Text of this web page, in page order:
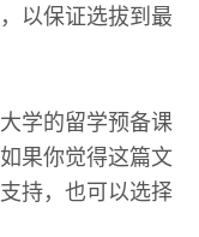
以保证选拔到最
学的留学预备课
果你觉得这篇文
持，也可以选择